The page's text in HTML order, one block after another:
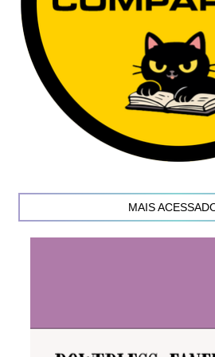
MAIS